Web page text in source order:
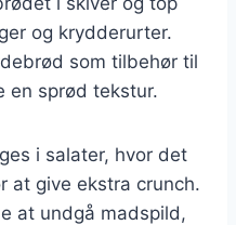
og krydderurter.
som tilbehør til
en sprød tekstur.
i salater, hvor det
at give ekstra crunch.
at undgå madspild,